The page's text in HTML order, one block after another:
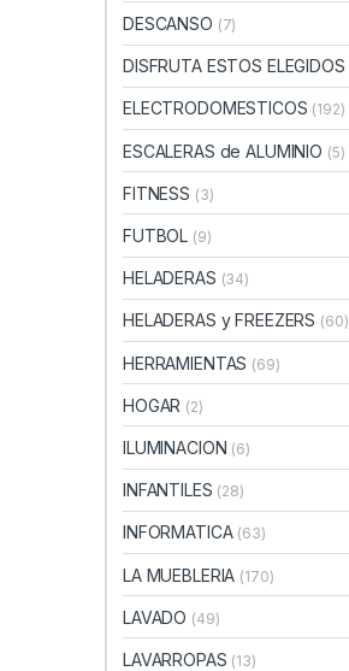
DESCANSO (7)
DISFRUTA ESTOS ELEGIDOS
ELECTRODOMESTICOS (192)
ESCALERAS de ALUMINIO (5)
FITNESS (3)
FUTBOL (9)
HELADERAS (34)
HELADERAS y FREEZERS (60)
HERRAMIENTAS (69)
HOGAR (2)
ILUMINACION (6)
INFANTILES (28)
INFORMATICA (63)
LA MUEBLERIA (170)
LAVADO (49)
LAVARROPAS (13)